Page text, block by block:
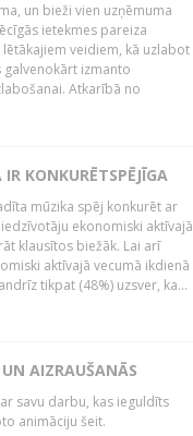
un bieži vien uzņēmuma
ietekmes pareiza
veidiem, kā uzlabot
izmanto
Atkarībā no
KONKURĒTSPĒJĪGA
mūzika spēj konkurēt ar
ekonomiski aktīvajā
klausītos biežāk. Lai arī
aktīvajā vecumā ikdienā
tikpat (48%) uzsver, ka...
AIZRAUŠANĀS
savu darbu, kas ieguldīts
animāciju šeit.